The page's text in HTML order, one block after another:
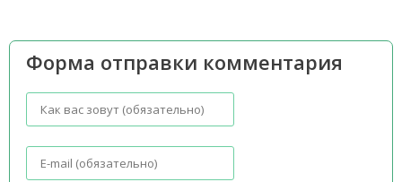
Форма отправки комментария